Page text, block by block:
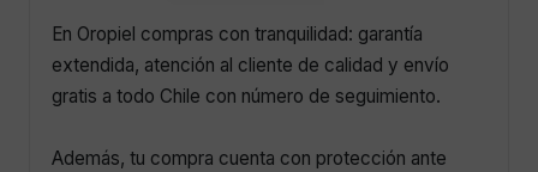
En Oropiel compras con tranquilidad: garantía
extendida, atención al cliente de calidad y envío
gratis a todo Chile con número de seguimiento.
Además, tu compra cuenta con protección ante